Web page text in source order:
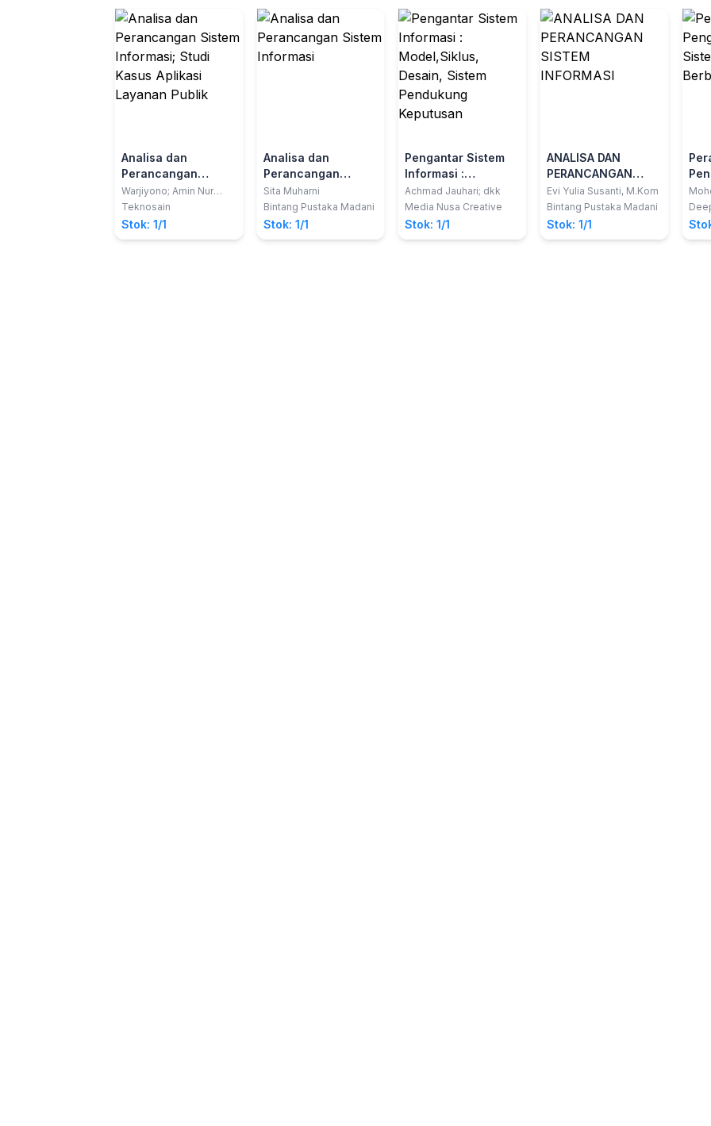
Analisa dan
Perancangan
Sistem Informasi;
Studi Kasus Aplikasi
Layanan Publik
Warjiyono; Amin Nur
Rais; Fandhilah; Fina
Teknosain
Stok: 1/1
Analisa dan
Perancangan
Sistem Informasi
Sita Muharni
Bintang Pustaka Madani
Stok: 1/1
Pengantar Sistem
Informasi :
Model,Siklus,
Desain, Sistem
Pendukung
Keputusan
Achmad Jauhari; dkk
Media Nusa Creative
Stok: 1/1
ANALISA DAN
PERANCANGAN
SISTEM INFORMASI
Evi Yulia Susanti, M.Kom
Bintang Pustaka Madani
Stok: 1/1